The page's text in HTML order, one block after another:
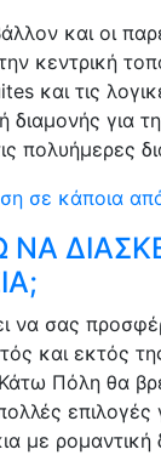
και οι
κεντρική
και τις
διαμονής για
πολυήμερες
σε κάποια
να σας
και εκτός
Πόλη θα
με ρομαντική